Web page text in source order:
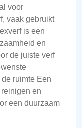
voor
vaak gebruikt
is een
en
de juiste verf
ruimte Een
en
een duurzaam